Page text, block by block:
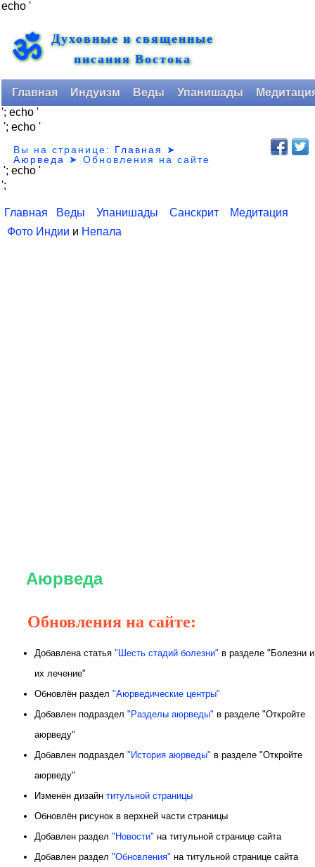
echo '
ॐ Духовные и священные
писания Востока
Главная Индуизм Веды Упанишады
'; echo '
'; echo '
Вы на странице: Главная
➤
Аюрведа
➤Обновления на сайте
'; echo '
';
Главная Веды Упанишады Санскрит
Медитация
Фото Индии и Непала
Аюрведа
Обновления на сайте:
Добавлена статья "Шесть стадий болезни" в разделе "Болезни и
их лечение"
Обновлён раздел "Аюрведические центры"
Добавлен подраздел "Разделы аюрведы" в разделе "Откройте
аюрведу"
Добавлен подраздел "История аюрведы" в разделе "Откройте
аюрведу"
Изменён дизайн титульной страницы
Обновлён рисунок в верхней части страницы
Добавлен раздел "Новости" на титульной странице сайта
Добавлен раздел "Обновления" на титульной странице сайта